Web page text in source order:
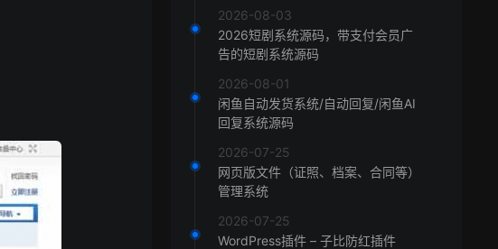
2026-08-03
2026短剧系统源码，带支付会员广
告的短剧系统源码
2026-08-01
闲鱼自动发货系统/自动回复/闲鱼AI
回复系统源码
2026-07-25
网页版文件（证照、档案、合同等）
管理系统
2026-07-25
WordPress插件 – 子比防红插件